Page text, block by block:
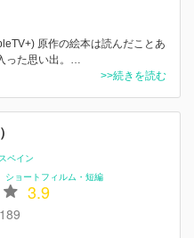
原作の絵本は読んだことあ
った思い出。…
>>続きを読む
スペイン
ショートフィルム・短編
3.9
189